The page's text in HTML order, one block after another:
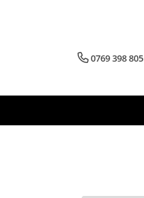
0769 398 805